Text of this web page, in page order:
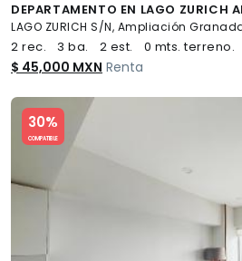
LAGO ZURICH S/N, Ampliación
2 rec. 3 ba. 2 est. 0 mts. terreno.
$ 45,000 MXN Renta
30%
COMPATIBLE
Slide 1 of 5